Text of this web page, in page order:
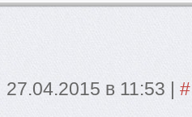
27.04.2015 в 11:53 | #